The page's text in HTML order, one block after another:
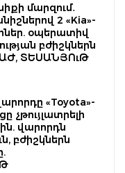
մարզում․
2 «Kia»-
օպերատիվ
բժիշկներն
ՏԵՍԱՆՅՈւԹ
«Toyota»-
չթույլատրելի
վարորդն
բժիշկներն